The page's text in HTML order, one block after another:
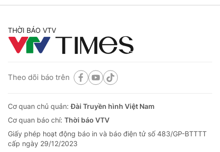
THỜI BÁO VTV
Theo dõi báo trên
Cơ quan chủ quản:Đài Truyền hình Việt Nam
Cơ quan báo chí: Thời báo VTV
Giấy phép hoạt động báo in và báo điện tử số 483/GP-BTTTT
cấp ngày 29/12/2023